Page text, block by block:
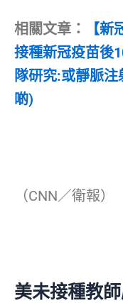
相關文章：
【
接種新冠疫苗後
隊研究:或靜脈
啲)
（CNN／衛報）
美未接種教